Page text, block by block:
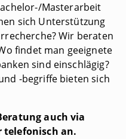
Masterarbeit
sich Unterstützung
Wir beraten
findet man geeignete
sind einschlägig?
-begriffe bieten sich
auch via
telefonisch an.